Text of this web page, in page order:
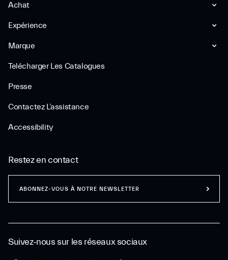
Achat
Expérience
Marque
Telécharger Les Catalogues
Presse
Contactez L’assistance
Accessibility
Suivez-nous sur les réseaux sociaux
Restez en contact
ABONNEZ-VOUS À NOTRE NEWSLETTER